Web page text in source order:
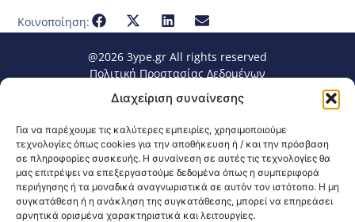
Διαχείριση συναίνεσης
Για να παρέχουμε τις καλύτερες εμπειρίες, χρησιμοποιούμε
τεχνολογίες όπως cookies για την αποθήκευση ή / και την πρόσβαση
σε πληροφορίες συσκευής. Η συναίνεση σε αυτές τις τεχνολογίες θα
μας επιτρέψει να επεξεργαστούμε δεδομένα όπως η συμπεριφορά
περιήγησης ή τα μοναδικά αναγνωριστικά σε αυτόν τον ιστότοπο. Η μη
συγκατάθεση ή η ανάκληση της συγκατάθεσης, μπορεί να επηρεάσει
αρνητικά ορισμένα χαρακτηριστικά και λειτουργίες.
Κοινοποίηση:
@2026 3ype.gr All rights reserved
Πολιτική Προστασίας Δεδομένων
Θεσσαλονίκη, Ελλάδα
Τηλ: +30 2311 226 200
email: 3ype@3ype.gr
Page Visits:
Website Visits: 1595652